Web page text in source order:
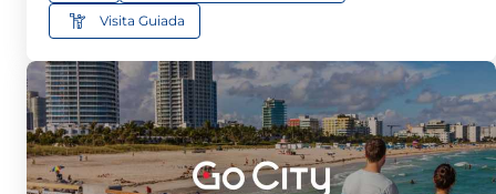
Visita Guiada